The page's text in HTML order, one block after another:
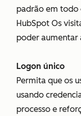
padrão em todo
HubSpot Os
poder aumentar
Logon único
Permita que os
usando
processo e